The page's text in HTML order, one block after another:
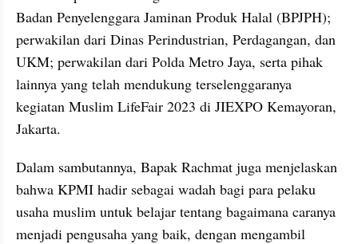
Badan Penyelenggara Jaminan Produk Halal (BPJPH);
perwakilan dari Dinas Perindustrian, Perdagangan, dan
UKM; perwakilan dari Polda Metro Jaya, serta pihak
lainnya yang telah mendukung terselenggaranya
kegiatan Muslim LifeFair 2023 di JIEXPO Kemayoran,
Jakarta.
Dalam sambutannya, Bapak Rachmat juga menjelaskan
bahwa KPMI hadir sebagai wadah bagi para pelaku
usaha muslim untuk belajar tentang bagaimana caranya
menjadi pengusaha yang baik, dengan mengambil